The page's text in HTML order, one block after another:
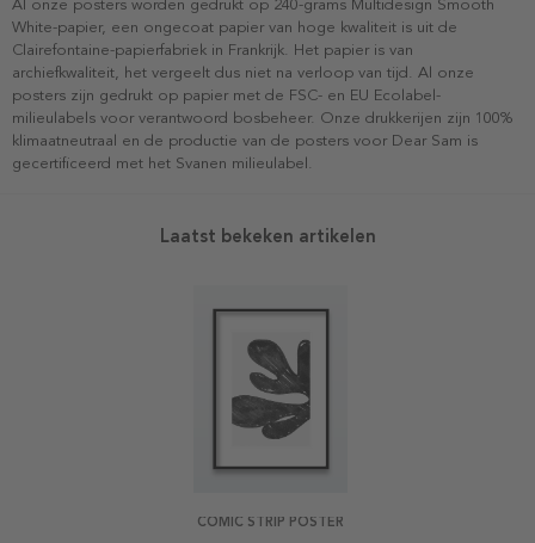
Al onze posters worden gedrukt op 240-grams Multidesign Smooth
White-papier, een ongecoat papier van hoge kwaliteit is uit de
Clairefontaine-papierfabriek in Frankrijk. Het papier is van
archiefkwaliteit, het vergeelt dus niet na verloop van tijd. Al onze
posters zijn gedrukt op papier met de FSC- en EU Ecolabel-
milieulabels voor verantwoord bosbeheer. Onze drukkerijen zijn 100%
klimaatneutraal en de productie van de posters voor Dear Sam is
gecertificeerd met het Svanen milieulabel.
Laatst bekeken artikelen
COMIC STRIP POSTER